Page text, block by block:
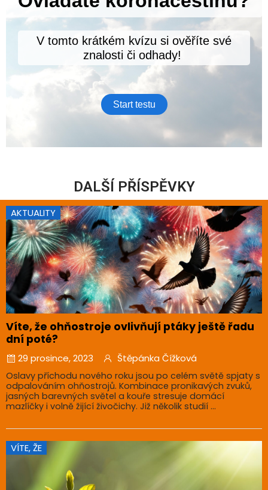
DALŠÍ PŘÍSPĚVKY
AKTUALITY
Víte, že ohňostroje ovlivňují ptáky ještě řadu
dní poté?
29 prosince, 2023 Štěpánka Čížková
Oslavy příchodu nového roku jsou po celém světě spjaty s
odpalováním ohňostrojů. Kombinace pronikavých zvuků,
jasných barevných světel a kouře stresuje domácí
mazlíčky i volně žijící živočichy. Již několik studií ...
VÍTE, ŽE